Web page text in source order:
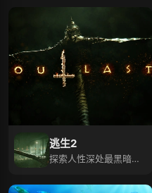
逃生2
探索人性深处最黑暗的